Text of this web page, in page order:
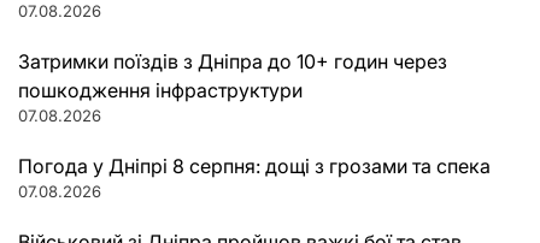
07.08.2026
Затримки поїздів з Дніпра до 10+ годин через
пошкодження інфраструктури
07.08.2026
Погода у Дніпрі 8 серпня: дощі з грозами та спека
07.08.2026